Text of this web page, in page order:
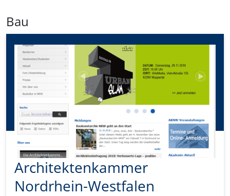
Bau
Architektenkammer
Nordrhein-Westfalen